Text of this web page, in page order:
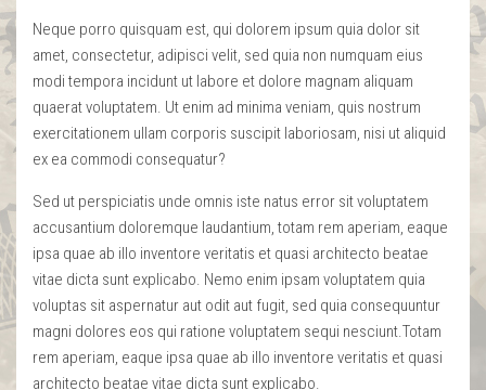
Neque porro quisquam est, qui dolorem ipsum quia dolor sit
amet, consectetur, adipisci velit, sed quia non numquam eius
modi tempora incidunt ut labore et dolore magnam aliquam
quaerat voluptatem. Ut enim ad minima veniam, quis nostrum
exercitationem ullam corporis suscipit laboriosam, nisi ut aliquid
ex ea commodi consequatur?
Sed ut perspiciatis unde omnis iste natus error sit voluptatem
accusantium doloremque laudantium, totam rem aperiam, eaque
ipsa quae ab illo inventore veritatis et quasi architecto beatae
vitae dicta sunt explicabo. Nemo enim ipsam voluptatem quia
voluptas sit aspernatur aut odit aut fugit, sed quia consequuntur
magni dolores eos qui ratione voluptatem sequi nesciunt.Totam
rem aperiam, eaque ipsa quae ab illo inventore veritatis et quasi
architecto beatae vitae dicta sunt explicabo.